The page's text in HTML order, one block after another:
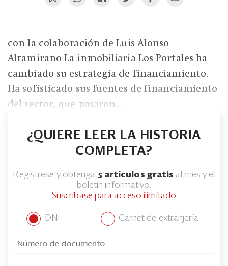
Edición Impresa
con la colaboración de Luis Alonso
Altamirano La inmobiliaria Los Portales ha
cambiado su estrategia de financiamiento.
Ha sofisticado sus fuentes de financiamiento
del sector, que pasaron...
¿QUIERE LEER LA HISTORIA
COMPLETA?
Regístrese y obtenga 5 artículos gratis al mes y el
boletín informativo.
Suscríbase para acceso ilimitado
DNI Carnet de extranjería